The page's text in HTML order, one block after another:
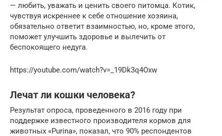
— любить, уважать и ценить своего питомца. Котик,
чувствуя искреннее к себе отношение хозяина,
обязательно ответит взаимностью, но, кроме этого,
поможет улучшить здоровье и вылечить от
беспокоящего недуга.
https://youtube.com/watch?v=_19Dk3q4Oxw
Лечат ли кошки человека?
Результат опроса, проведенного в 2016 году при
поддержке известного производителя кормов для
животных «Purina», показал, что 90% респондентов